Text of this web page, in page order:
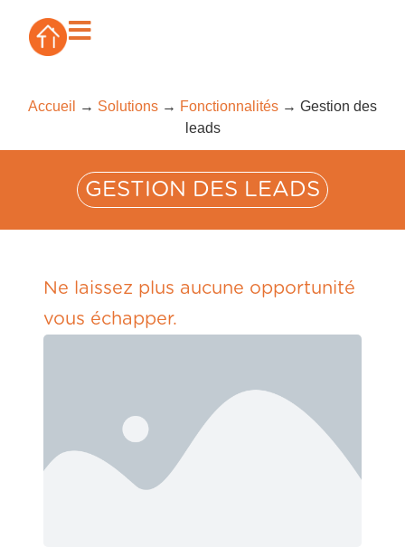
Accueil → Solutions → Fonctionnalités → Gestion des
leads
GESTION DES LEADS
Ne laissez plus aucune opportunité
vous échapper.